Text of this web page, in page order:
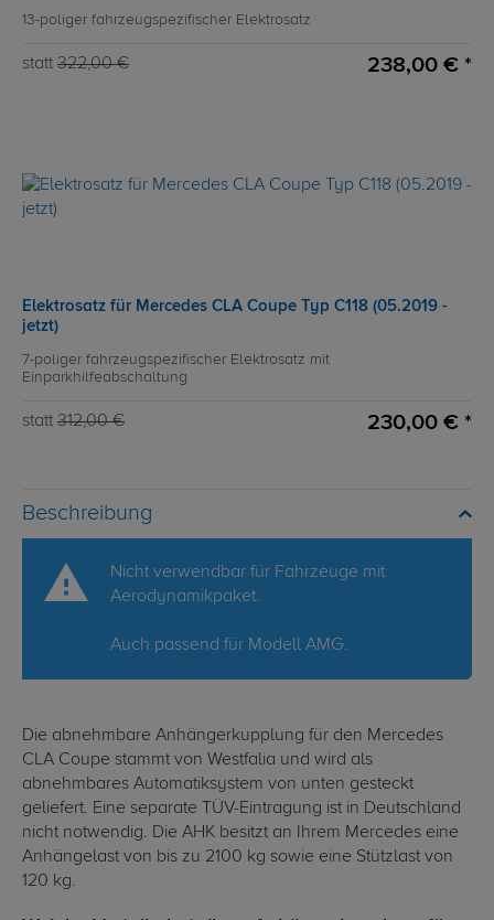
13-poliger fahrzeugspezifischer Elektrosatz
statt 322,00 € 238,00 € *
Elektrosatz für Mercedes CLA Coupe Typ C118 (05.2019 -
jetzt)
7-poliger fahrzeugspezifischer Elektrosatz mit
Einparkhilfeabschaltung
statt 312,00 € 230,00 € *
Beschreibung
Nicht verwendbar für Fahrzeuge mit
Aerodynamikpaket.
Auch passend für Modell AMG.
Die abnehmbare Anhängerkupplung für den Mercedes
CLA Coupe stammt von Westfalia und wird als
abnehmbares Automatiksystem von unten gesteckt
geliefert. Eine separate TÜV-Eintragung ist in Deutschland
nicht notwendig. Die AHK besitzt an Ihrem Mercedes eine
Anhängelast von bis zu 2100 kg sowie eine Stützlast von
120 kg.